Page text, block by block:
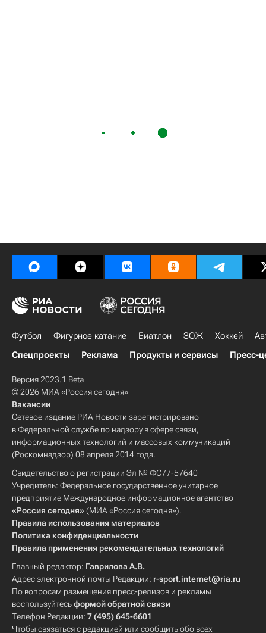
Футбол Фигурное катание Биатлон ЗОЖ Хоккей
Спецпроекты
Реклама Продукты и сервисы Пресс-
Версия 2023.1 Beta
© 2026 МИА «Россия сегодня»
Вакансии
Сетевое издание РИА Новости зарегистрировано
в Федеральной службе по надзору в сфере связи,
информационных технологий и массовых коммуникаций
(Роскомнадзор) 08 апреля 2014 года.
Свидетельство о регистрации Эл № ФС77-57640
Учредитель: Федеральное государственное унитарное
предприятие Международное информационное агентство
«Россия сегодня» (МИА «Россия сегодня»).
Правила использования материалов
Политика конфиденциальности
Правила применения рекомендательных технологий
Главный редактор: Гаврилова А.В.
Адрес электронной почты Редакции: r-sport.internet@ria.ru
По вопросам размещения пресс-релизов и рекламы
воспользуйтесьформой обратной связи
Телефон Редакции: 7 (495) 645-6601
Чтобы связаться с редакцией или сообщить обо всех